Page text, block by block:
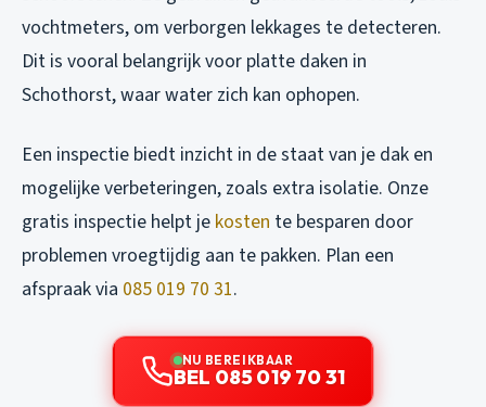
vochtmeters, om verborgen lekkages te detecteren.
Dit is vooral belangrijk voor platte daken in
Schothorst, waar water zich kan ophopen.
Een inspectie biedt inzicht in de staat van je dak en
mogelijke verbeteringen, zoals extra isolatie. Onze
gratis inspectie helpt je kosten te besparen door
problemen vroegtijdig aan te pakken. Plan een
afspraak via 085 019 70 31.
NU BEREIKBAAR
BEL 085 019 70 31